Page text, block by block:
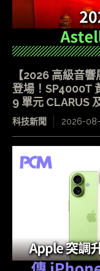
【2026 高級音
登場！SP4000T
9 單元 CLARUS
科技新聞 2026-